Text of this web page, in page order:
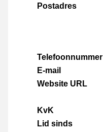
Postadres
Telefoonnummer
E-mail
Website URL
KvK
Lid sinds